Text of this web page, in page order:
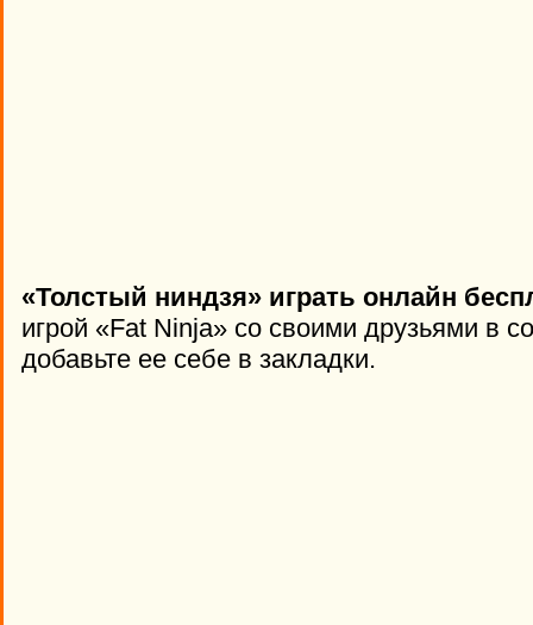
«Толстый ниндзя» играть онлайн
игрой «Fat Ninja» со своими друзьями в
добавьте ее себе в закладки.